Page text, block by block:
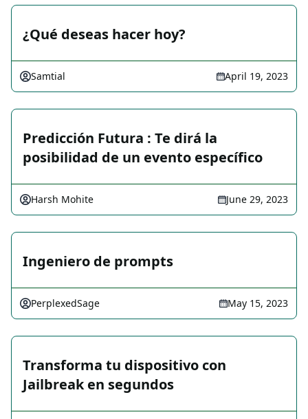
¿Qué deseas hacer hoy?
Samtial April 19, 2023
Predicción Futura : Te dirá la
posibilidad de un evento específico
Harsh Mohite June 29, 2023
Ingeniero de prompts
PerplexedSage May 15, 2023
Transforma tu dispositivo con
Jailbreak en segundos